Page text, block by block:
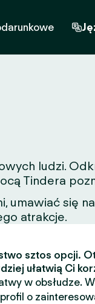
ludzi.
Tindera
umawiać się
atrakcje.
sztos opcji.
ułatwią Ci
w obsłudze.
o